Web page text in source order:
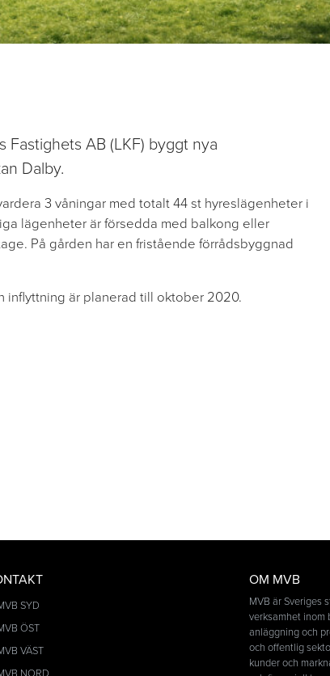
Fastighets AB (LKF) byggt nya
Dalby.
3 våningar med totalt 44 st hyreslägenheter i
lägenheter är försedda med balkong eller
På gården har en fristående förrådsbyggnad
är planerad till oktober 2020.
SYD
ÖST
VÄST
OM MVB
MVB är Sveriges
verksamhet inom
anläggning och
och offentlig
kunder och